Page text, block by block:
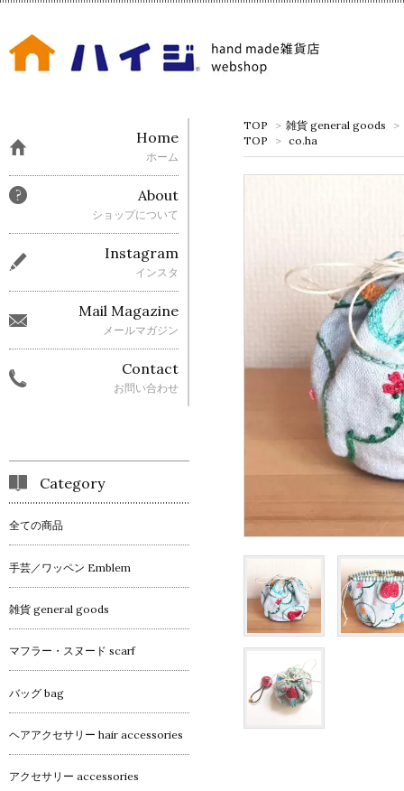
TOP > 雑貨 general goods
>
TOP
> co.ha
Home
ホーム
About
ショップについて
Instagram
インスタ
Mail Magazine
メールマガジン
Contact
お問い合わせ
Category
全ての商品
手芸／ワッペン Emblem
雑貨 general goods
マフラー・スヌード scarf
バッグ bag
ヘアアクセサリー hair accessories
アクセサリー accessories